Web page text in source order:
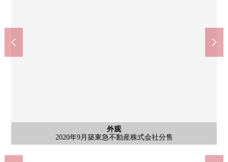
外观
2020年9月築東急不動産株式会社分售
入口
采用双层防盗门系统
入口
采用双层防盗门系统
客厅
LDK(约14.6张塌塌米)最大天花板高度约2.4m
客厅
LDK(约14.6张塌塌米)最大天花板高度约2.4m
客厅
LDK(约14.6张塌塌米)最大天花板高度约2.4m
厨房
厨房(约3.5张塌塌米)
厨房
开放式厨房(约3.5张塌塌米)
洗脸
洗手间、洗衣机堆放处
公共汽车
有浴室(1317尺寸)浴室烘干机
厕所
有无水箱马桶吊戸棚
门口
门口、走廊
门口
室内
约4.0张塌塌米西式房间沃尔门式样
室内
约5.7张塌塌米西式房间※铺了畳，下部是地板
室内
约5.7张塌塌米西式房间※铺了畳，下部是地板
阳台
约5.3m宽度的阳台东朝向
共有部分
门口门里面的走廊设计
入口
入口大厅
入口
入口大厅
共有部分
快递保管柜·邮筒
共有部分
在内走廊设计、电梯的前面
外观
2020年9月築東急不動産株式会社分售
停车场
停车场
停车场
自行车停放处
共有部分
宠物清洗场所
成城石井樱新町商店(约180m)
Peacock Store樱新町商店(约230m)
全家便利店樱新町站前店(约30m)
7-Eleven世田谷樱新町站前店(约210m)
doragguseimusu世田谷樱新町商店(约240m)
世田谷樱新町邮局(约220m)
世田谷区立樱町小学(约1100m)
世田谷区立深泽中学(约1000m)
世田谷新町公园(约170m)